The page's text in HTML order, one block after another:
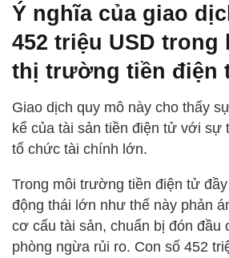
Ý nghĩa của giao
452 triệu USD trong
thị trường tiền điện
Giao dịch quy mô này cho thấy
kể của tài sản tiền điện tử với sự
tổ chức tài chính lớn.
Trong môi trường tiền điện tử
động thái lớn như thế này phản
cơ cấu tài sản, chuẩn bị đón đầu
phòng ngừa rủi ro. Con số 452